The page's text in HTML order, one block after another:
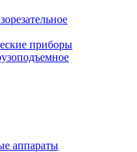
приборы
аппараты